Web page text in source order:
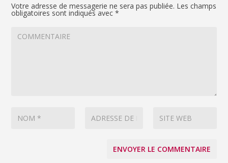
Votre adresse de messagerie ne sera pas publiée. Les champs
obligatoires sont indiqués avec*